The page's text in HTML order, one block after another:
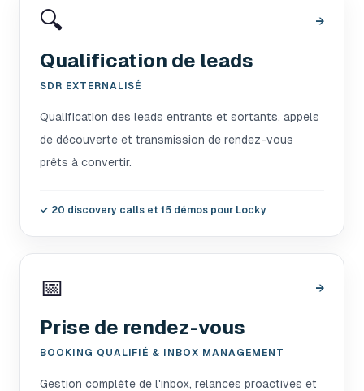
🔍 →
Qualification de leads
SDR EXTERNALISÉ
Qualification des leads entrants et sortants, appels
de découverte et transmission de rendez-vous
prêts à convertir.
✓ 20 discovery calls et 15 démos pour Locky
📅 →
Prise de rendez-vous
BOOKING QUALIFIÉ & INBOX MANAGEMENT
Gestion complète de l'inbox, relances proactives et